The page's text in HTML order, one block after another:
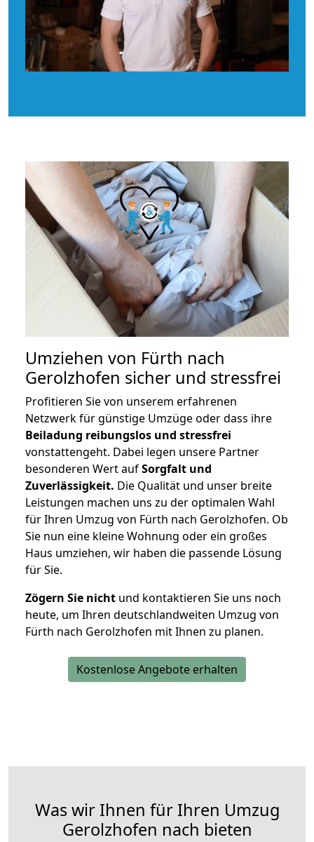
Umziehen von Fürth nach
Gerolzhofen sicher und stressfrei
Profitieren Sie von unserem erfahrenen
Netzwerk für günstige Umzüge oder dass ihre
Beiladung reibungslos und stressfrei
vonstattengeht. Dabei legen unsere Partner
besonderen Wert aufSorgfalt und
Zuverlässigkeit. Die Qualität und unser breite
Leistungen machen uns zu der optimalen Wahl
für Ihren Umzug von Fürth nach Gerolzhofen. Ob
Sie nun eine kleine Wohnung oder ein großes
Haus umziehen, wir haben die passende Lösung
für Sie.
Zögern Sie nicht und kontaktieren Sie uns noch
heute, um Ihren deutschlandweiten Umzug von
Fürth nach Gerolzhofen mit Ihnen zu planen.
Kostenlose Angebote erhalten
Was wir Ihnen für Ihren Umzug
Gerolzhofen nach bieten